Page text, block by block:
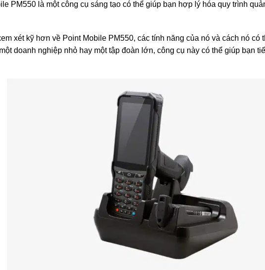
PM550 là một công cụ sáng tạo có thể giúp bạn hợp lý hóa quy trình
xét kỹ hơn về Point Mobile PM550, các tính năng của nó và cách nó
doanh nghiệp nhỏ hay một tập đoàn lớn, công cụ này có thể giúp bạn